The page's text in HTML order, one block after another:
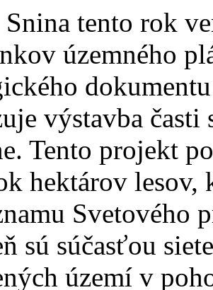
tento rok
územného
výstavba
Tento projekt
hektárov
Svetového
sú súčasťou
území v